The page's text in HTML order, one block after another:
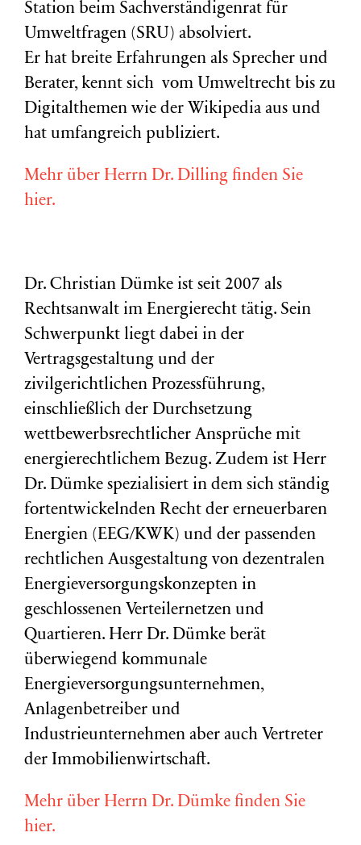
Station beim Sachverständigenrat für
Umweltfragen (SRU) absolviert.
Er hat breite Erfahrungen als Sprecher und
Berater, kennt sich vom Umweltrecht bis zu
Digitalthemen wie der Wikipedia aus und
hat umfangreich publiziert.
Mehr über Herrn Dr. Dilling finden Sie
hier.
Dr. Christian Dümke ist seit 2007 als
Rechtsanwalt im Energierecht tätig. Sein
Schwerpunkt liegt dabei in der
Vertragsgestaltung und der
zivilgerichtlichen Prozessführung,
einschließlich der Durchsetzung
wettbewerbsrechtlicher Ansprüche mit
energierechtlichem Bezug. Zudem ist Herr
Dr. Dümke spezialisiert in dem sich ständig
fortentwickelnden Recht der erneuerbaren
Energien (EEG/KWK) und der passenden
rechtlichen Ausgestaltung von dezentralen
Energieversorgungskonzepten in
geschlossenen Verteilernetzen und
Quartieren. Herr Dr. Dümke berät
überwiegend kommunale
Energieversorgungsunternehmen,
Anlagenbetreiber und
Industrieunternehmen aber auch Vertreter
der Immobilienwirtschaft.
Mehr über Herrn Dr. Dümke finden Sie
hier.